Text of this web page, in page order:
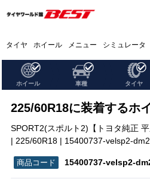
タイヤ ホイール メニュー シミュレータ
ホイール 車種 タイヤ
225/60R18に装着するホ
SPORT2(スポルト2)【トヨタ純正
| 225/60R18 | 15400737-velsp2-
15400737-velsp2-